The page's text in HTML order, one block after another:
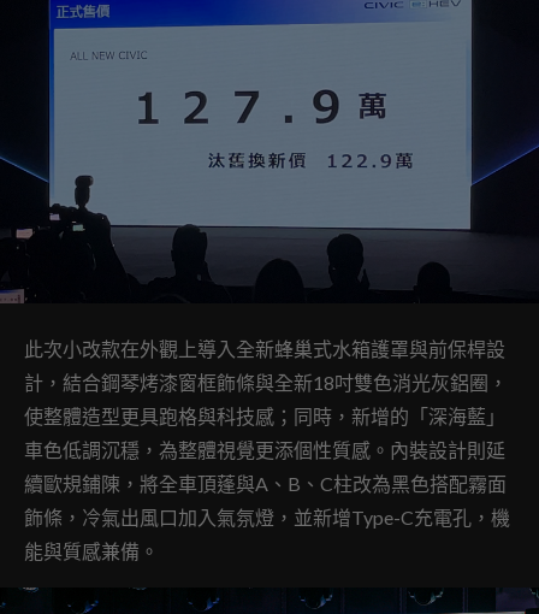
此次小改款在外觀上導入全新蜂巢式水箱護罩與前保桿設
計，結合鋼琴烤漆窗框飾條與全新18吋雙色消光灰鋁圈，
使整體造型更具跑格與科技感；同時，新增的「深海藍」
車色低調沉穩，為整體視覺更添個性質感。內裝設計則延
續歐規鋪陳，將全車頂蓬與A、B、C柱改為黑色搭配霧面
飾條，冷氣出風口加入氣氛燈，並新增Type-C充電孔，機
能與質感兼備。